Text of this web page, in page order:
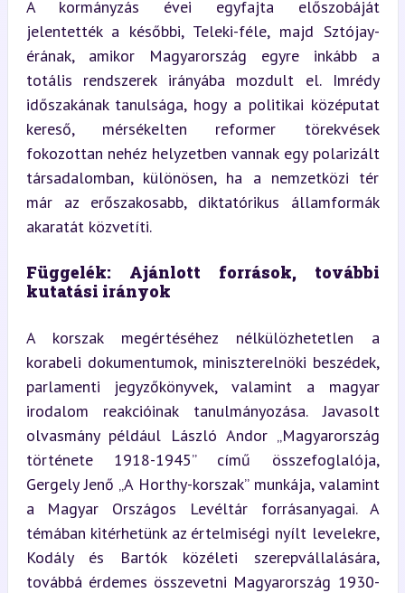
A kormányzás évei egyfajta előszobáját
jelentették a későbbi, Teleki-féle, majd Sztójay-
érának, amikor Magyarország egyre inkább a
totális rendszerek irányába mozdult el. Imrédy
időszakának tanulsága, hogy a politikai középutat
kereső, mérsékelten reformer törekvések
fokozottan nehéz helyzetben vannak egy polarizált
társadalomban, különösen, ha a nemzetközi tér
már az erőszakosabb, diktatórikus államformák
akaratát közvetíti.
Függelék: Ajánlott források, további
kutatási irányok
A korszak megértéséhez nélkülözhetetlen a
korabeli dokumentumok, miniszterelnöki beszédek,
parlamenti jegyzőkönyvek, valamint a magyar
irodalom reakcióinak tanulmányozása. Javasolt
olvasmány például László Andor „Magyarország
története 1918-1945” című összefoglalója,
Gergely Jenő „A Horthy-korszak” munkája, valamint
a Magyar Országos Levéltár forrásanyagai. A
témában kitérhetünk az értelmiségi nyílt levelekre,
Kodály és Bartók közéleti szerepvállalására,
továbbá érdemes összevetni Magyarország 1930-